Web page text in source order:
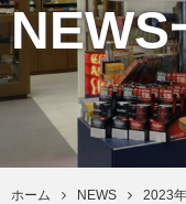
NEWS
ホーム NEWS 2023